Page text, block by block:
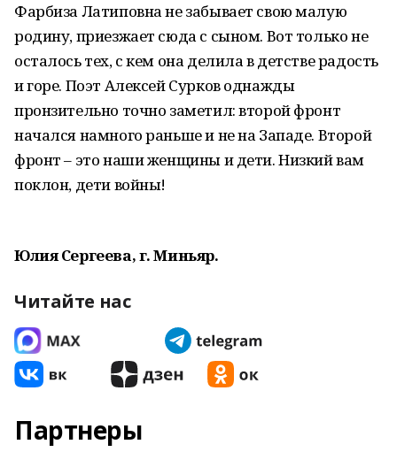
Фарбиза Латиповна не забывает свою малую
родину, приезжает сюда с сыном. Вот только не
осталось тех, с кем она делила в детстве радость
и горе. Поэт Алексей Сурков однажды
пронзительно точно заметил: второй фронт
начался намного раньше и не на Западе. Второй
фронт – это наши женщины и дети. Низкий вам
поклон, дети войны!
Юлия Сергеева, г. Миньяр.
Читайте нас
Партнеры